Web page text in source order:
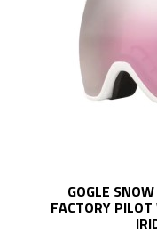
GOGLE
FACTORY